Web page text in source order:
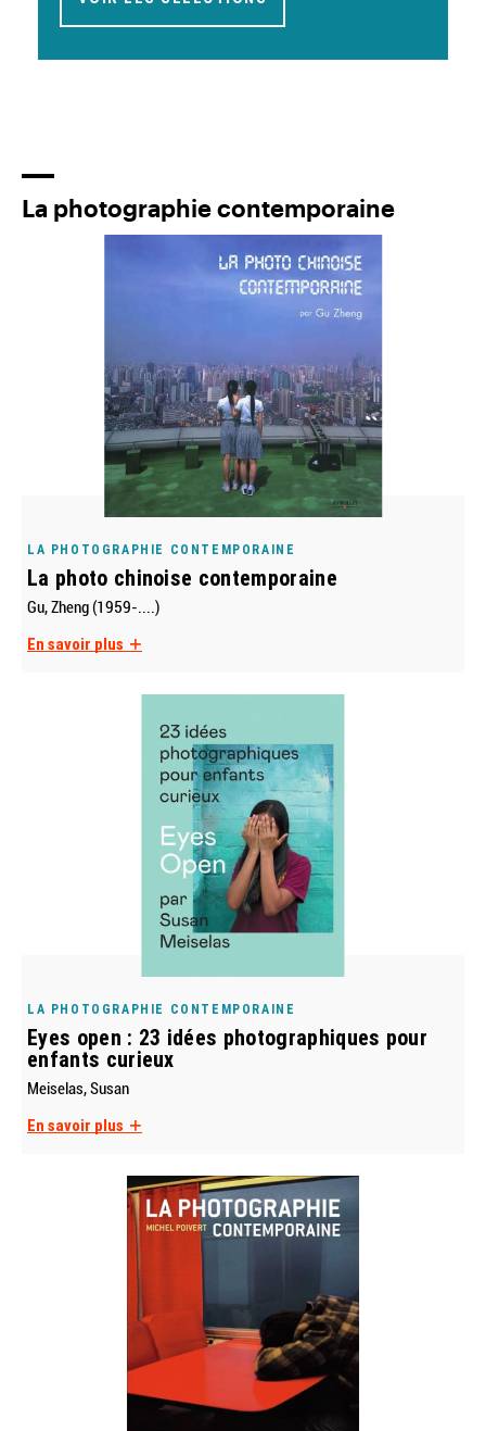
La photographie contemporaine
LA PHOTOGRAPHIE CONTEMPORAINE
La photo chinoise contemporaine
Gu, Zheng (1959-....)
En savoir plus
LA PHOTOGRAPHIE CONTEMPORAINE
Eyes open : 23 idées photographiques pour
enfants curieux
Meiselas, Susan
En savoir plus